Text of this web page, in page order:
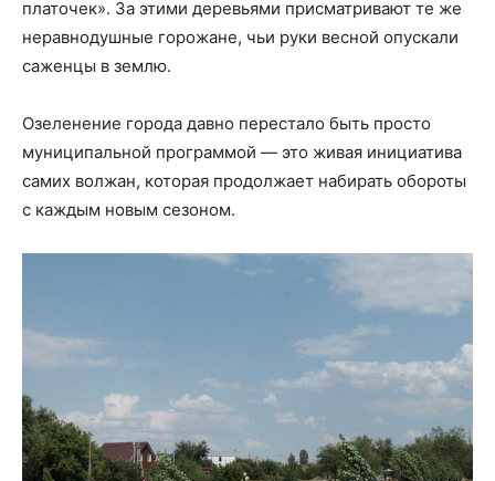
платочек». За этими деревьями присматривают те же
неравнодушные горожане, чьи руки весной опускали
саженцы в землю.
Озеленение города давно перестало быть просто
муниципальной программой — это живая инициатива
самих волжан, которая продолжает набирать обороты
с каждым новым сезоном.